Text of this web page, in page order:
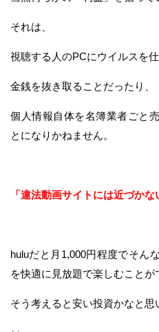
それは、
視聴する人のPCにウイルスを
金銭を抜き取ることだったり、
個人情報自体を名簿業者ごと
とになりかねません。
「違法動画サイトには近づかな
huluだと月1,000円程度でそん
を快適に見放題で楽しむことが
そう考えると安い投資かなと思